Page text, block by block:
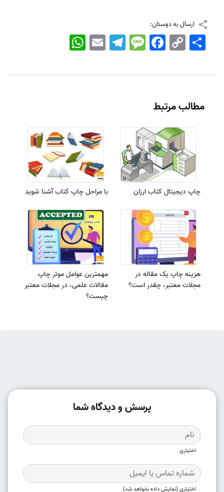
ارسال به دوستان:
WhatsApp EmailTelegramMessageFacebook Copy
Link
اشتراک
مطالب مرتبط
چاپ دیجیتال کتاب ارزان با مراحل چاپ کتاب آشنا شوید
هزینه چاپ یک مقاله در
مجلات معتبر، چقدر است؟
مهمترین عوامل موثر چاپ
مقالات علمی، در مجلات معتبر
چیست؟
پرسش و دیدگاه شما
اختیاری
اختیاری (نمایش داده نخواهد شد)